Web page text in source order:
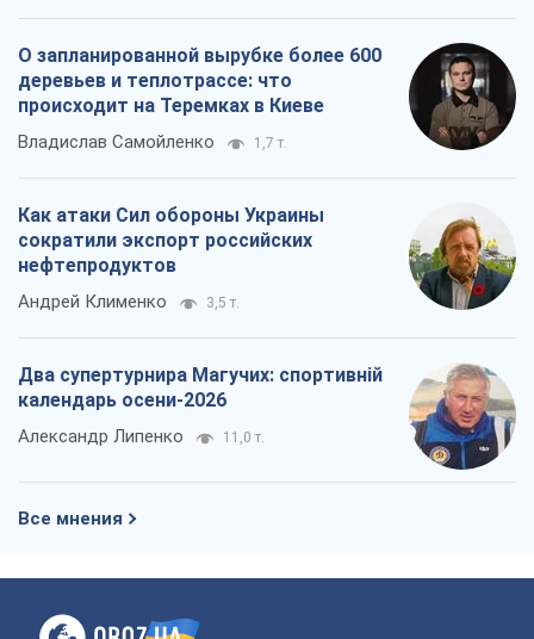
О запланированной вырубке более 600
деревьев и теплотрассе: что
происходит на Теремках в Киеве
Владислав Самойленко 1,7 т.
Как атаки Сил обороны Украины
сократили экспорт российских
нефтепродуктов
Андрей Клименко 3,5 т.
Два супертурнира Магучих: спортивній
календарь осени-2026
Александр Липенко 11,0 т.
Все мнения